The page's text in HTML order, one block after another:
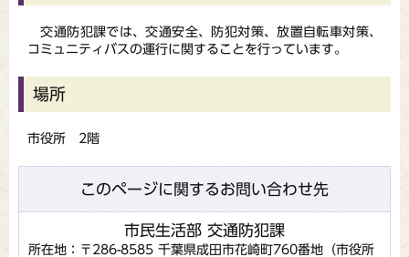
交通防犯課では、交通安全、防犯対策、放置自転車対策、
コミュニティバスの運行に関することを行っています。
場所
市役所 2階
このページに関するお問い合わせ先
市民生活部 交通防犯課
所在地：〒286-8585 千葉県成田市花崎町760番地（市役所